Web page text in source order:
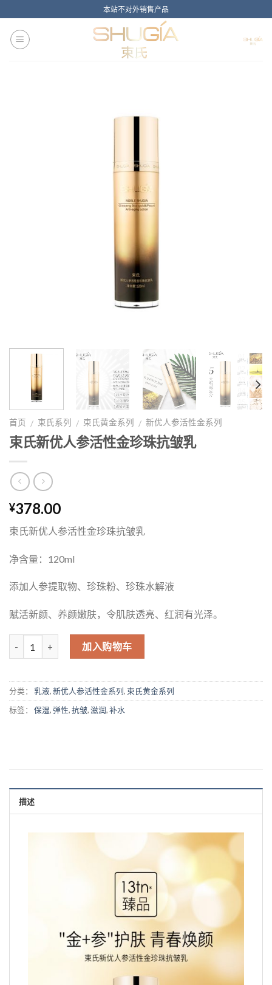
content
本站不对外销售产品
首页 / 束氏系列 / 束氏黄金系列 / 新优人参活性金系列
束氏新优人参活性金珍珠抗皱乳
¥378.00
束氏新优人参活性金珍珠抗皱乳
净含量：120ml
添加人参提取物、珍珠粉、珍珠水解液
赋活新颜、养颜嫩肤，令肌肤透亮、红润有光泽。
加入购物车
分类： 乳液,新优人参活性金系列, 束氏黄金系列
标签： 保湿,弹性,抗皱,滋润,补水
描述